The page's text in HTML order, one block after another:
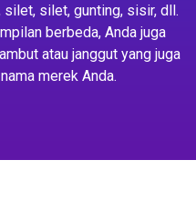
silet, gunting, sisir, dll.
berbeda, Anda juga
atau janggut yang juga
merek Anda.